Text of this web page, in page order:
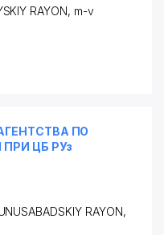
RAYON, m-v
ПО
ЦБ РУз
RAYON,